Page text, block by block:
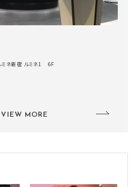
ネ新宿 ルミネ1 6F
VIEW MORE